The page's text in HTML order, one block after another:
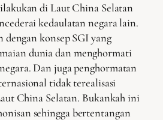
di Laut China Selatan
kedaulatan negara lain.
konsep SGI yang
dunia dan menghormati
Dan juga penghormatan
tidak terealisasi
China Selatan. Bukankah ini
sehingga bertentangan